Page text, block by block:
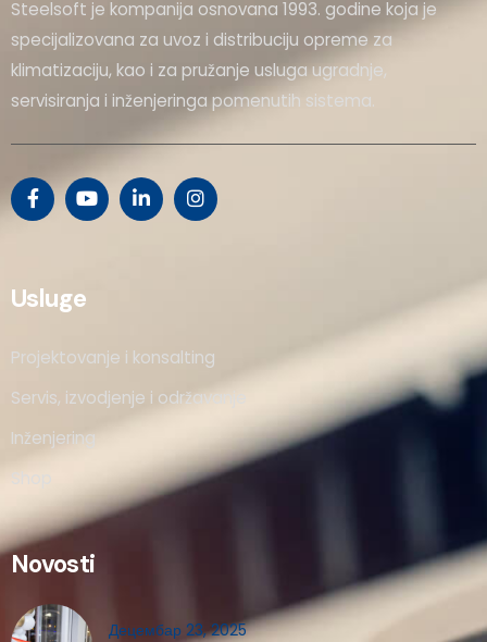
Steelsoft je kompanija osnovana 1993. godine koja je
specijalizovana za uvoz i distribuciju opreme za
klimatizaciju, kao i za pružanje usluga ugradnje,
servisiranja i inženjeringa pomenutih sistema.
Usluge
Projektovanje i konsalting
Servis, izvodjenje i održavanje
Inženjering
Shop
Novosti
Децембар 23, 2025